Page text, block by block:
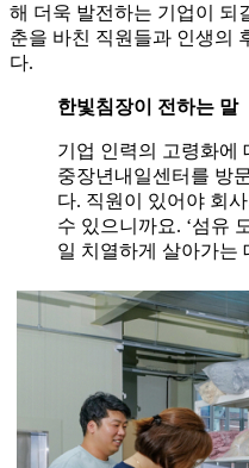
해 더욱 발전하는 기업이 되
춘을 바친 직원들과 인생의
다.
한빛침장이 전하는 말
기업 인력의 고령화에
중장년내일센터를 방
다. 직원이 있어야 회
수 있으니까요. ‘섬유
일 치열하게 살아가는